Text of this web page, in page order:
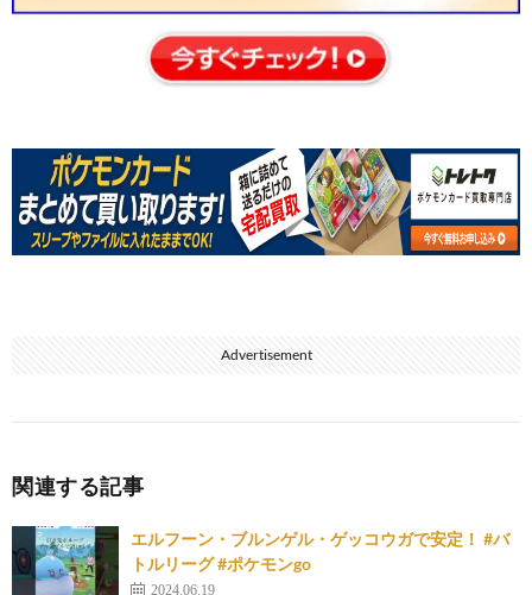
Advertisement
関連する記事
エルフーン・ブルンゲル・ゲッコウガで安定！ #バ
トルリーグ #ポケモンgo
2024.06.19